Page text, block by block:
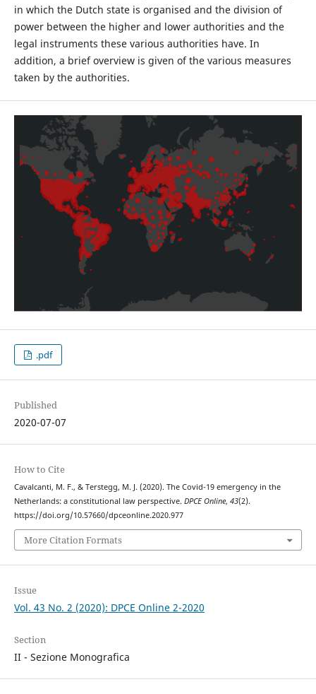
in which the Dutch state is organised and the division of
power between the higher and lower authorities and the
legal instruments these various authorities have. In
addition, a brief overview is given of the various measures
taken by the authorities.
.pdf
Published
2020-07-07
How to Cite
Cavalcanti, M. F., & Terstegg, M. J. (2020). The Covid-19 emergency in the
Netherlands: a constitutional law perspective. DPCE Online, 43(2).
https://doi.org/10.57660/dpceonline.2020.977
More Citation Formats
Issue
Vol. 43 No. 2 (2020): DPCE Online 2-2020
Section
II - Sezione Monografica